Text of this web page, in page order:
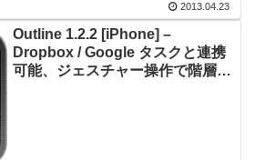
2013.04.23
Outline 1.2.2 [iPhone] –
Dropbox / Google タスクと連携
可能、ジェスチャー操作で階層化